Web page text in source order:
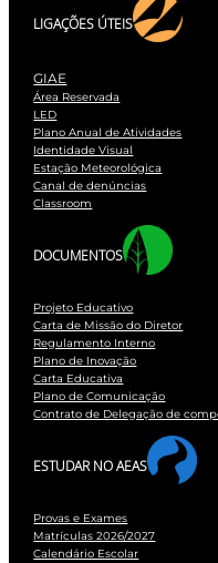
LIGAÇÕES ÚTEIS
GIAE
Área Reservada
LED
Plano Anual de Atividades
Identidade Visual
Estação Meteorológica
Canal de denúncias
Classroom
DOCUMENTOS
Projeto Educativo
Carta de Missão do Diretor
Regulamento Interno
Plano de Inovação
Carta Educativa
Plano de Comunicação
Contrato de Delegação de
ESTUDAR NO AEAS
Provas e Exames
Matrículas 2026/2027
Calendário Escolar